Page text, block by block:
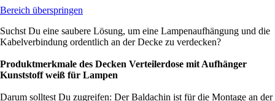
Bereich überspringen
Suchst Du eine saubere Lösung, um eine Lampenaufhängung und die
Kabelverbindung ordentlich an der Decke zu verdecken?
Produktmerkmale des Decken Verteilerdose mit Aufhänger
Kunststoff weiß für Lampen
Darum solltest Du zugreifen: Der Baldachin ist für die Montage an der